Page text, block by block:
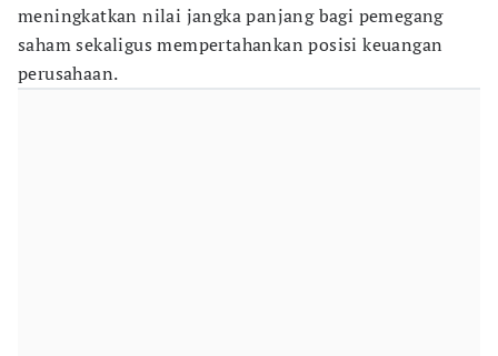
meningkatkan nilai jangka panjang bagi pemegang
saham sekaligus mempertahankan posisi keuangan
perusahaan.